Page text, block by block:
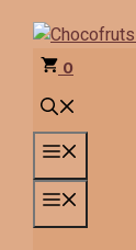
contenido
0